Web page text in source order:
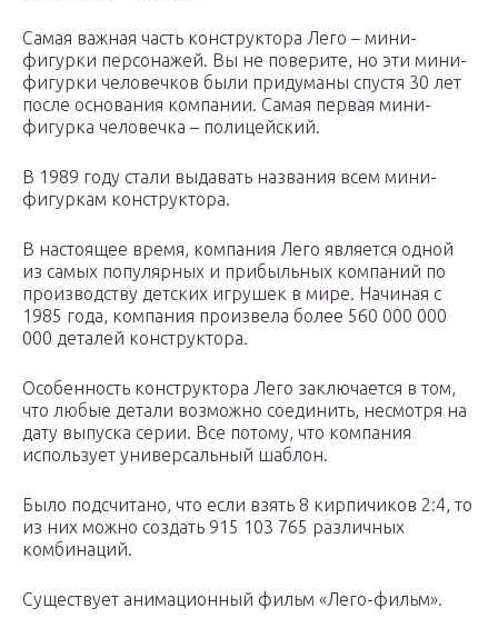
Самая важная часть конструктора Лего – мини-
фигурки персонажей. Вы не поверите, но эти мини-
фигурки человечков были придуманы спустя 30 лет
после основания компании. Самая первая мини-
фигурка человечка – полицейский.
В 1989 году стали выдавать названия всем мини-
фигуркам конструктора.
В настоящее время, компания Лего является одной
из самых популярных и прибыльных компаний по
производству детских игрушек в мире. Начиная с
1985 года, компания произвела более 560 000 000
000 деталей конструктора.
Особенность конструктора Лего заключается в том,
что любые детали возможно соединить, несмотря на
дату выпуска серии. Все потому, что компания
использует универсальный шаблон.
Было подсчитано, что если взять 8 кирпичиков 2:4, то
из них можно создать 915 103 765 различных
комбинаций.
Существует анимационный фильм «Лего-фильм».